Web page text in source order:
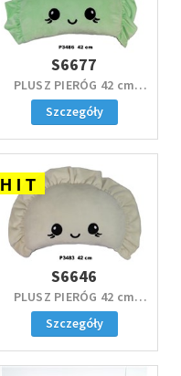
S6677
PLUSZ PIERÓG 42 cm
zielony
Szczegóły
H I T
S6646
PLUSZ PIERÓG 42 cm
kremowy
Szczegóły